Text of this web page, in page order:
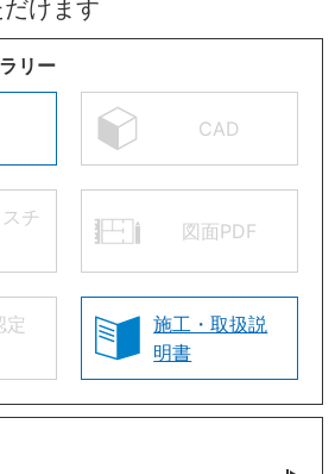
けます
リー
CAD
チ
図面PDF
定
施工・取扱説
明書